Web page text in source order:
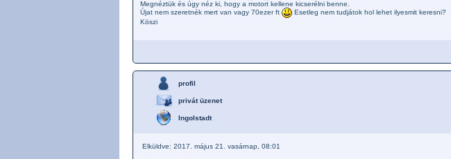
Megnéztük és úgy néz ki, hogy a motort kellene kicserélni benne.
Újat nem szeretnék mert van vagy 70ezer ft
Esetleg nem tudjátok hol lehet ilyesmit keresni?
Köszi
profil
privát üzenet
Ingolstadt
Elküldve: 2017. május 21. vasárnap, 08:01